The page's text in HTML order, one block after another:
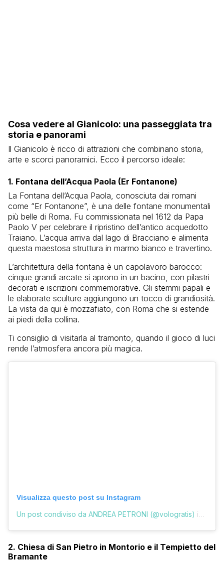
Cosa vedere al Gianicolo: una passeggiata tra
storia e panorami
Il Gianicolo è ricco di attrazioni che combinano storia,
arte e scorci panoramici. Ecco il percorso ideale:
1. Fontana dell’Acqua Paola (Er Fontanone)
La Fontana dell’Acqua Paola, conosciuta dai romani
come “Er Fontanone”, è una delle fontane monumentali
più belle di Roma. Fu commissionata nel 1612 da Papa
Paolo V per celebrare il ripristino dell’antico acquedotto
Traiano. L’acqua arriva dal lago di Bracciano e alimenta
questa maestosa struttura in marmo bianco e travertino.
L’architettura della fontana è un capolavoro barocco:
cinque grandi arcate si aprono in un bacino, con pilastri
decorati e iscrizioni commemorative. Gli stemmi papali e
le elaborate sculture aggiungono un tocco di grandiosità.
La vista da qui è mozzafiato, con Roma che si estende
ai piedi della collina.
Ti consiglio di visitarla al tramonto, quando il gioco di luci
rende l’atmosfera ancora più magica.
Visualizza questo post su Instagram
Un post condiviso da ANDREA PETRONI (@vologratis) in data:
2. Chiesa di San Pietro in Montorio e il Tempietto del
Bramante